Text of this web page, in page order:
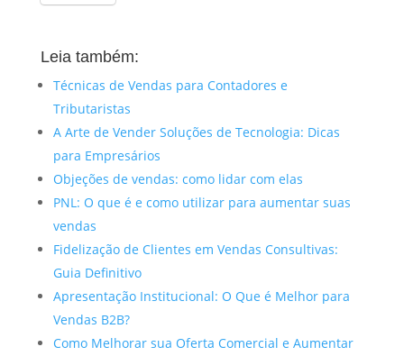
Leia também:
Técnicas de Vendas para Contadores e
Tributaristas
A Arte de Vender Soluções de Tecnologia: Dicas
para Empresários
Objeções de vendas: como lidar com elas
PNL: O que é e como utilizar para aumentar suas
vendas
Fidelização de Clientes em Vendas Consultivas:
Guia Definitivo
Apresentação Institucional: O Que é Melhor para
Vendas B2B?
Como Melhorar sua Oferta Comercial e Aumentar